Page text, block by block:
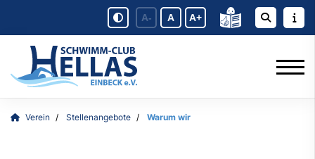
A- A A+
Verein Stellenangebote Warum wir